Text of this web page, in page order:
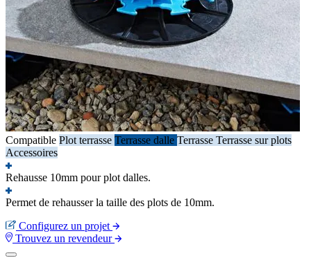
Compatible Plot terrasse Terrasse dalle Terrasse Terrasse sur plots
Accessoires
Rehausse 10mm pour plot dalles.
Permet de rehausser la taille des plots de 10mm.
Configurez un projet
Trouvez un revendeur